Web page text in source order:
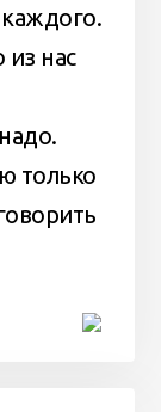
нас
только